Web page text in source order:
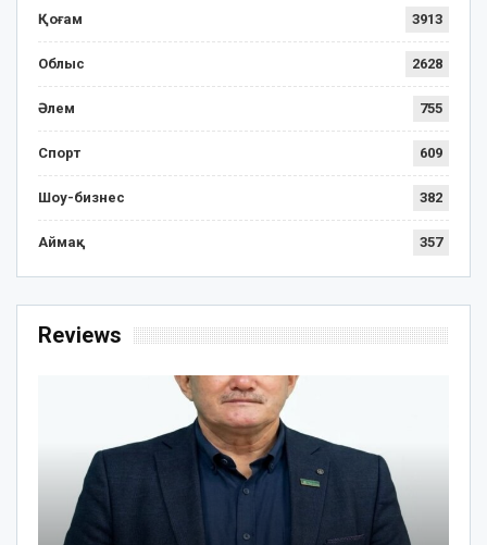
Қоғам 3913
Облыс 2628
Әлем 755
Спорт 609
Шоу-бизнес 382
Аймақ 357
Reviews